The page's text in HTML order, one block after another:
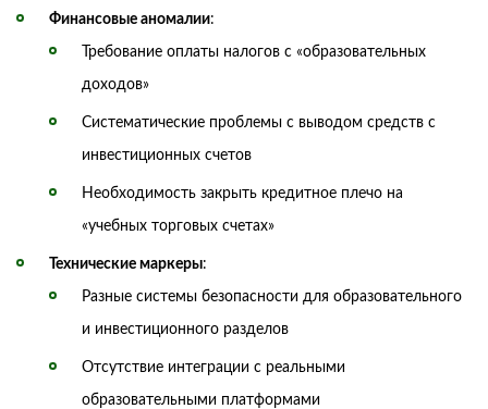
Финансовые аномалии:
Требование оплаты налогов с «образовательных
доходов»
Систематические проблемы с выводом средств с
инвестиционных счетов
Необходимость закрыть кредитное плечо на
«учебных торговых счетах»
Технические маркеры:
Разные системы безопасности для образовательного
и инвестиционного разделов
Отсутствие интеграции с реальными
образовательными платформами